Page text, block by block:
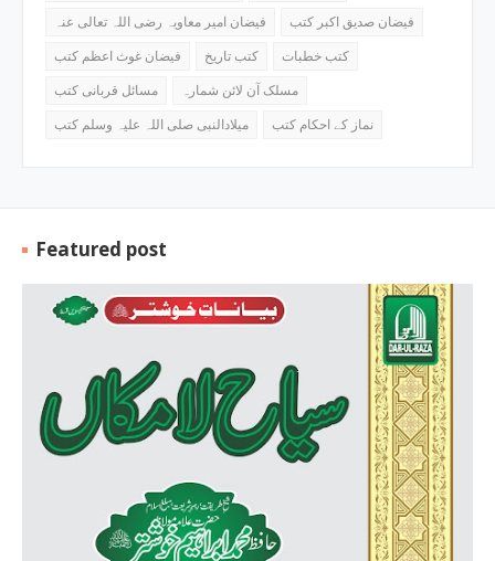
فیضان امیر معاویہ رضی اللہ تعالی عنہ
فیضان صدیق اکبر کتب
فیضان غوث اعظم کتب
کتب تاریخ
کتب خطبات
مسائل قربانی کتب
مسلک آن لائن شمارہ
میلادالنبی صلی اللہ علیہ وسلم کتب
نماز کے احکام کتب
Featured post